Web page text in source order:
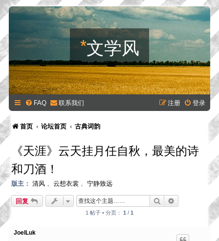
*文学风
FAQ 联系我们 登录
注册
首页 论坛首页 古典词韵
《天涯》云天挂月任自秋，最美的诗
和刀酒！
版主： 清风 ， 云想衣裳 ， 宁静致远
回复 搜索
1 帖子 • 分页： 1 / 1
JoelLuk